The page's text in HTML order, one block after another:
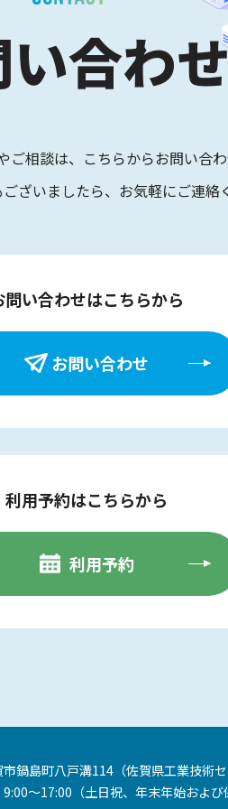
合わ
相談は、 こちらからお問い合わ
ざいましたら、 お気軽にご連絡
問い合わせはこちらから
お問い合わせ
利用予約はこちらから
利用予約
鍋島町八戸溝114 （佐賀県工業技術
～17:00 （土日祝、年末年始および